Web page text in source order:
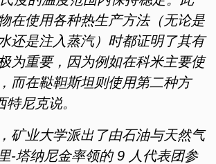
在使用各种热生产方法（无论是
还是注入蒸汽）时都证明了其有
为重要，因为例如在科米主要使
而在鞑靼斯坦则使用第二种方
尼克说。
矿业大学派出了由石油与天然气
-塔纳尼金率领的 9 人代表团参